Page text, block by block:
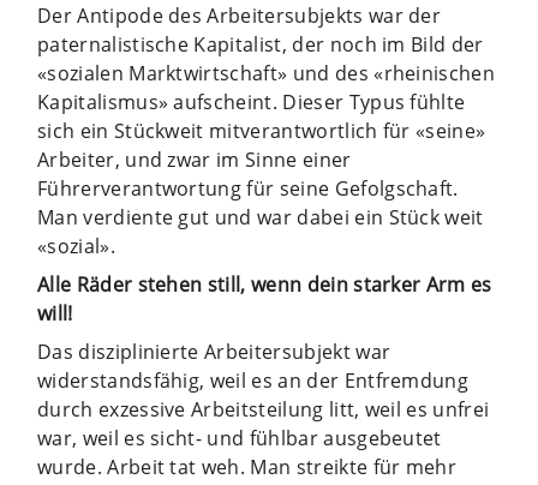
Der Antipode des Arbeitersubjekts war der
paternalistische Kapitalist, der noch im Bild der
«sozialen Marktwirtschaft» und des «rheinischen
Kapitalismus» aufscheint. Dieser Typus fühlte
sich ein Stückweit mitverantwortlich für «seine»
Arbeiter, und zwar im Sinne einer
Führerverantwortung für seine Gefolgschaft.
Man verdiente gut und war dabei ein Stück weit
«sozial».
Alle Räder stehen still, wenn dein starker Arm es
will!
Das disziplinierte Arbeitersubjekt war
widerstandsfähig, weil es an der Entfremdung
durch exzessive Arbeitsteilung litt, weil es unfrei
war, weil es sicht- und fühlbar ausgebeutet
wurde. Arbeit tat weh. Man streikte für mehr